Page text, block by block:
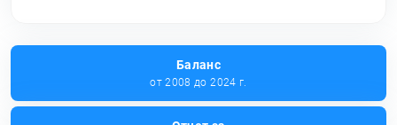
Баланс
от 2008 до 2024 г.